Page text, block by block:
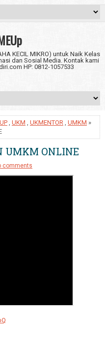
KECIL MIKRO) untuk Naik Kelas
dan Sosial Media. Kontak kami
HP: 0812-1057533
, UKM , UKMENTOR , UMKM »
UMKM ONLINE
comments